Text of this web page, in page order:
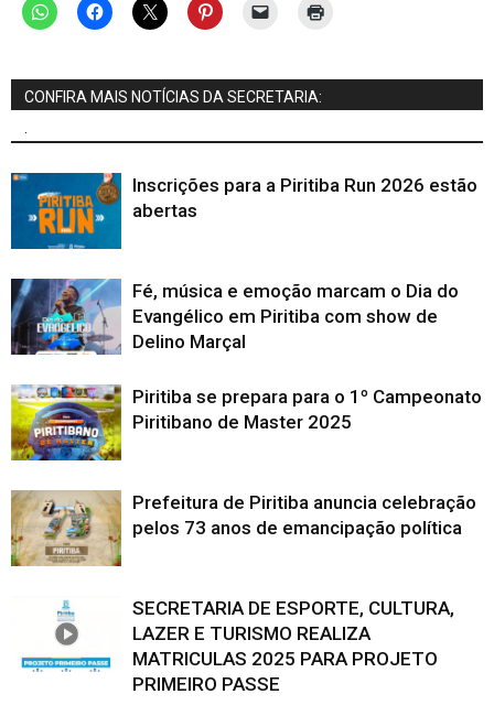
CONFIRA MAIS NOTÍCIAS DA SECRETARIA:
.
Inscrições para a Piritiba Run 2026 estão
abertas
Fé, música e emoção marcam o Dia do
Evangélico em Piritiba com show de
Delino Marçal
Piritiba se prepara para o 1º Campeonato
Piritibano de Master 2025
Prefeitura de Piritiba anuncia celebração
pelos 73 anos de emancipação política
SECRETARIA DE ESPORTE, CULTURA,
LAZER E TURISMO REALIZA
MATRICULAS 2025 PARA PROJETO
PRIMEIRO PASSE